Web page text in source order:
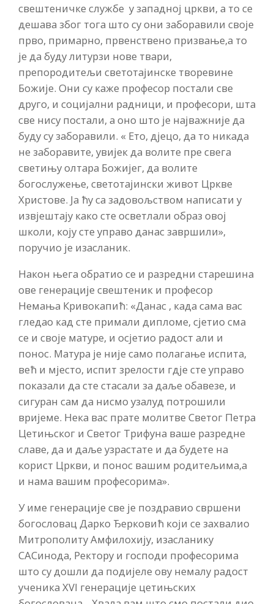
свештеничке службе у западној цркви, а то се
дешава због тога што су они заборавили своје
прво, примарно, првенствено призвање,а то
је да буду литурзи нове твари,
препородитељи светотајинске творевине
Божије. Они су каже професор постали све
друго, и социјални радници, и професори, шта
све нису постали, а оно што је најважније да
буду су заборавили. « Ето, дјецо, да то никада
не заборавите, увијек да волите пре свега
светињу олтара Божијег, да волите
богослужење, светотајински живот Цркве
Христове. Ја ћу са задовољством написати у
извјештају како сте осветлали образ овој
школи, коју сте управо данас завршили»,
поручио је изасланик.
Након њега обратио се и разредни старешина
ове генерације свештеник и професор
Немања Кривокапић: «Данас , када сама вас
гледао кад сте примали дипломе, сјетио сма
се и своје матуре, и осјетио радост али и
понос. Матура је није само полагање испита,
већ и мјесто, испит зрелости гдје сте управо
показали да сте стасали за даље обавезе, и
сигуран сам да нисмо узалуд потрошили
вријеме. Нека вас прате молитве Светог Петра
Цетињског и Светог Трифуна ваше разредне
славе, да и даље узрастате и да будете на
корист Цркви, и понос вашим родитељима,а
и нама вашим професорима».
У име генерације све је поздравио свршени
богословац Дарко Ђерковић који се захвалио
Митрополиту Амфилохију, изасланику
САСинода, Ректору и господи професорима
што су дошли да подијеле ову немалу радост
ученика XVI генерације цетињских